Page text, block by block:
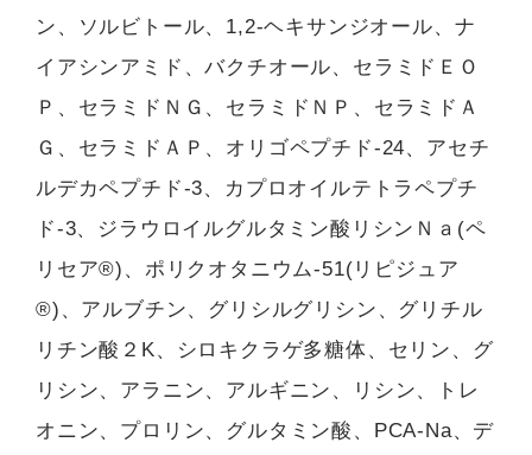
ン、ソルビトール、1,2-ヘキサンジオール、ナ
イアシンアミド、バクチオール、セラミドＥＯ
Ｐ、セラミドＮＧ、セラミドＮＰ、セラミドＡ
Ｇ、セラミドＡＰ、オリゴペプチド-24、アセチ
ルデカペプチド-3、カプロオイルテトラペプチ
ド-3、ジラウロイルグルタミン酸リシンＮａ(ペ
リセア®)、ポリクオタニウム-51(リピジュア
®)、アルブチン、グリシルグリシン、グリチル
リチン酸２K、シロキクラゲ多糖体、セリン、グ
リシン、アラニン、アルギニン、リシン、トレ
オニン、プロリン、グルタミン酸、PCA-Na、デ